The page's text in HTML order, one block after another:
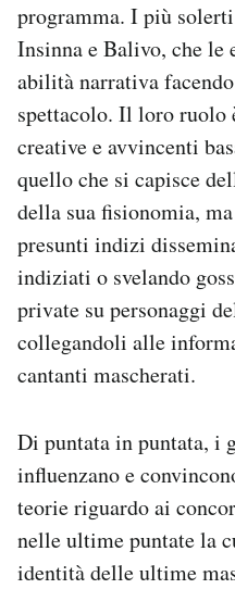
programma. I più
Insinna e Balivo, che le
abilità narrativa
spettacolo. Il loro ruolo
creative e avvincenti
quello che si capisce
della sua fisionomia,
presunti indizi
indiziati o svelando
private su personaggi
collegandoli alle
cantanti mascherati.
Di puntata in puntata, i
influenzano e
teorie riguardo ai
nelle ultime puntate la
identità delle ultime